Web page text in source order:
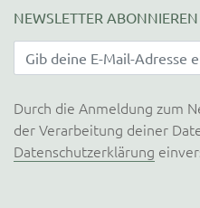
NEWSLETTER ABONNIEREN
Durch die Anmeldung zum
der Verarbeitung deiner
Datenschutzerklärung